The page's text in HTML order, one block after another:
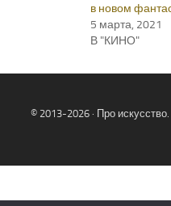
в новом
5 марта, 2021
В "КИНО"
© 2013-2026 · Про